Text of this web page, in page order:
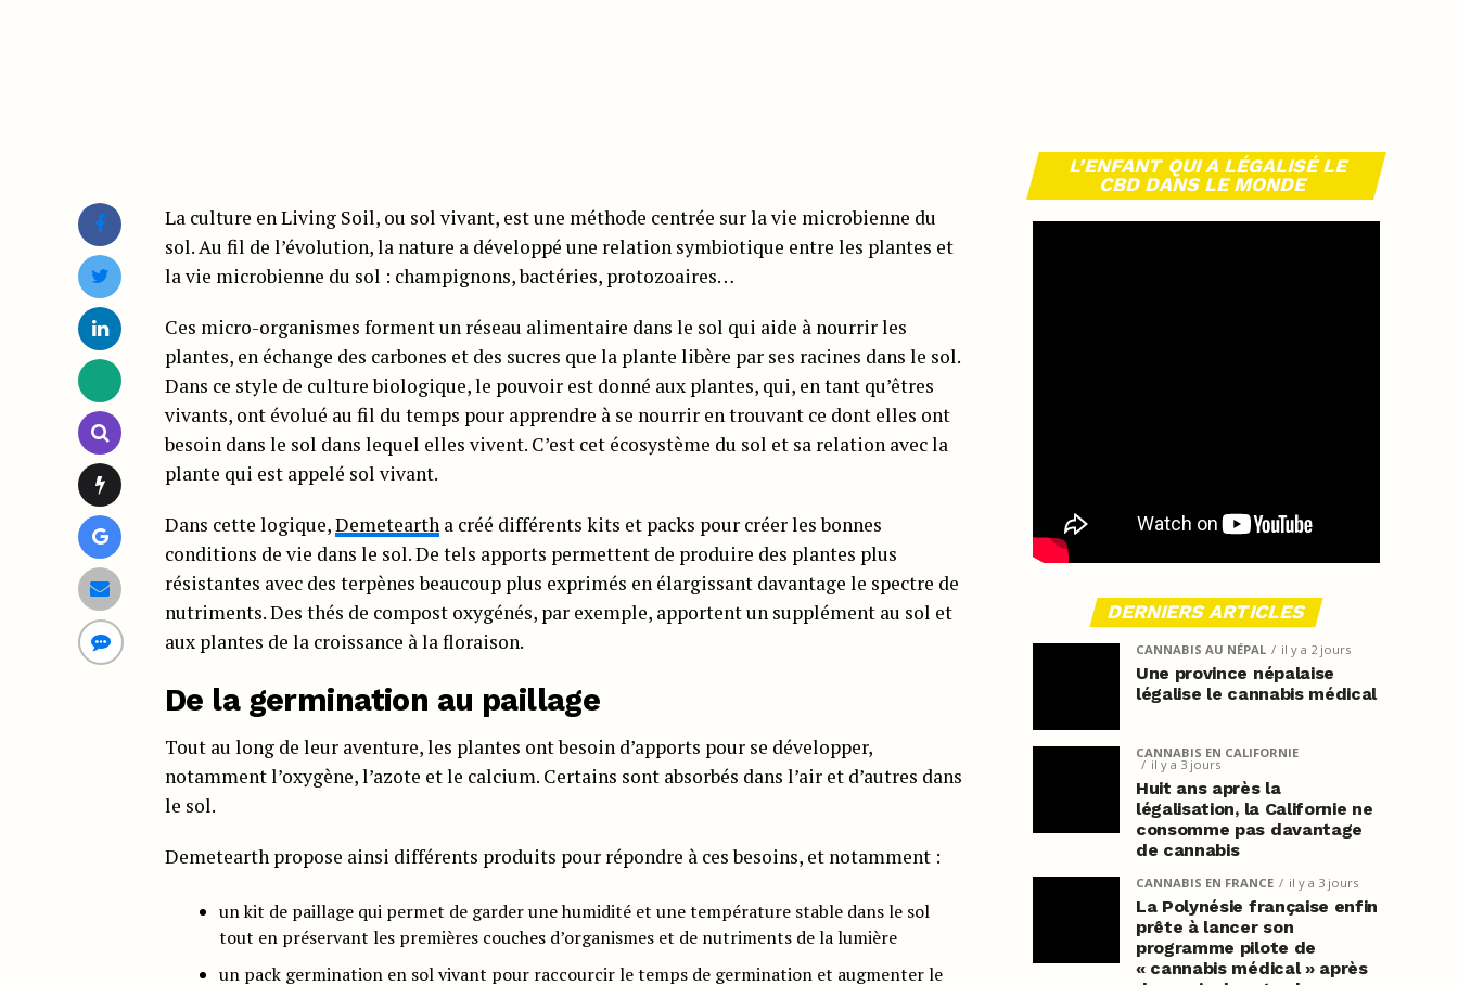
La culture en Living Soil, ou sol vivant, est une méthode centrée sur la vie microbienne du
sol. Au fil de l’évolution, la nature a développé une relation symbiotique entre les plantes et
la vie microbienne du sol : champignons, bactéries, protozoaires…
Ces micro-organismes forment un réseau alimentaire dans le sol qui aide à nourrir les
plantes, en échange des carbones et des sucres que la plante libère par ses racines dans le sol.
Dans ce style de culture biologique, le pouvoir est donné aux plantes, qui, en tant qu’êtres
vivants, ont évolué au fil du temps pour apprendre à se nourrir en trouvant ce dont elles ont
besoin dans le sol dans lequel elles vivent. C’est cet écosystème du sol et sa relation avec la
plante qui est appelé sol vivant.
Dans cette logique,Demetearth a créé différents kits et packs pour créer les bonnes
conditions de vie dans le sol. De tels apports permettent de produire des plantes plus
résistantes avec des terpènes beaucoup plus exprimés en élargissant davantage le spectre de
nutriments. Des thés de compost oxygénés, par exemple, apportent un supplément au sol et
aux plantes de la croissance à la floraison.
De la germination au paillage
Tout au long de leur aventure, les plantes ont besoin d’apports pour se développer,
notamment l’oxygène, l’azote et le calcium. Certains sont absorbés dans l’air et d’autres dans
le sol.
Demetearth propose ainsi différents produits pour répondre à ces besoins, et notamment :
un kit de paillage qui permet de garder une humidité et une température stable dans le sol
tout en préservant les premières couches d’organismes et de nutriments de la lumière
un pack germination en sol vivant pour raccourcir le temps de germination et augmenter le
L’ENFANT QUI A LÉGALISÉ LE
CBD DANS LE MONDE
DERNIERS ARTICLES
CANNABIS AU NÉPAL il y a 2 jours
Une province népalaise
légalise le cannabis médical
CANNABIS EN CALIFORNIE
il y a 3 jours
Huit ans après la
légalisation, la Californie ne
consomme pas davantage
de cannabis
CANNABIS EN FRANCE il y a 3 jours
La Polynésie française enfin
prête à lancer son
programme pilote de
« cannabis médical » après